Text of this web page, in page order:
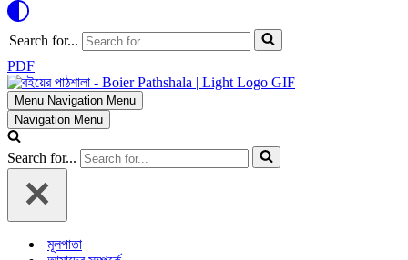
Search for...
PDF
Menu Navigation Menu
Navigation Menu
Search for...
মূলপাতা